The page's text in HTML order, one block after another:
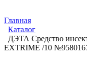
Главная
Каталог
ДЭТА Средство
EXTRIME /10